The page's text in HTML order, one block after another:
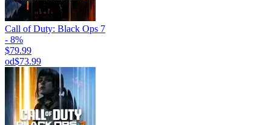
Call of Duty: Black Ops 7
- 8%
$79.99
od$73.99